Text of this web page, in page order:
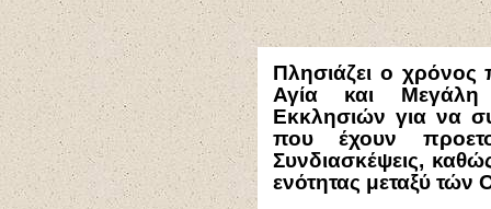
Πλησιάζει ο
Αγία και
Εκκλησιών για να
που έχουν
Συνδιασκέψεις,
ενότητας μεταξύ